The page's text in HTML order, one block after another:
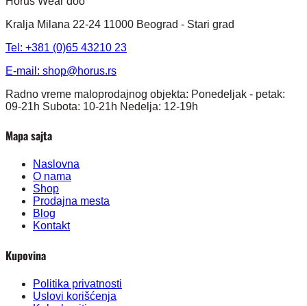
Kralja Milana 22-24 11000 Beograd - Stari grad
Tel: +381 (0)65 43210 23
E-mail: shop@horus.rs
Radno vreme maloprodajnog objekta: Ponedeljak - petak:
09-21h Subota: 10-21h Nedelja: 12-19h
Mapa sajta
Naslovna
O nama
Shop
Prodajna mesta
Blog
Kontakt
Kupovina
Politika privatnosti
Uslovi korišćenja